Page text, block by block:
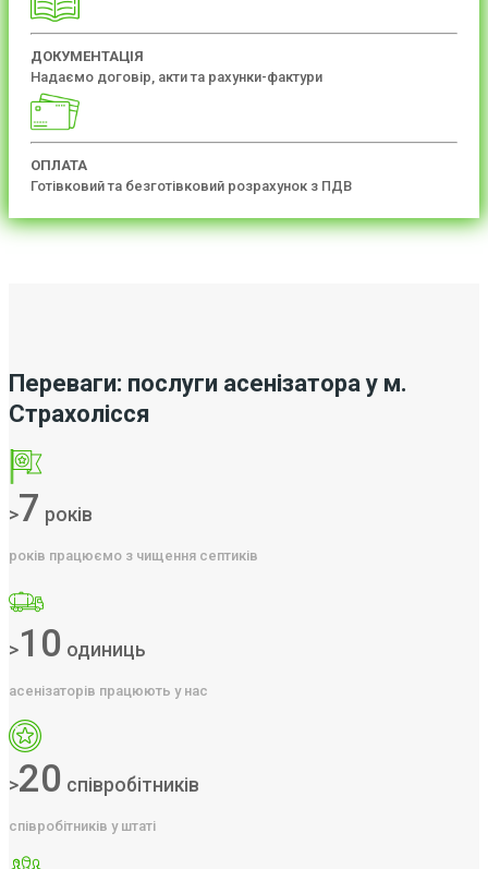
ДОКУМЕНТАЦІЯ
Надаємо договір, акти та рахунки-фактури
ОПЛАТА
Готівковий та безготівковий розрахунок з ПДВ
Переваги: послуги асенізатора у м.
Страхолісся
>7 років
років працюємо з чищення септиків
>10 одиниць
асенізаторів працюють у нас
>20 співробітників
співробітників у штаті